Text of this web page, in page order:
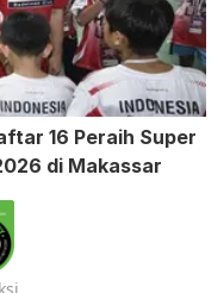
16 Peraih Super
di Makassar